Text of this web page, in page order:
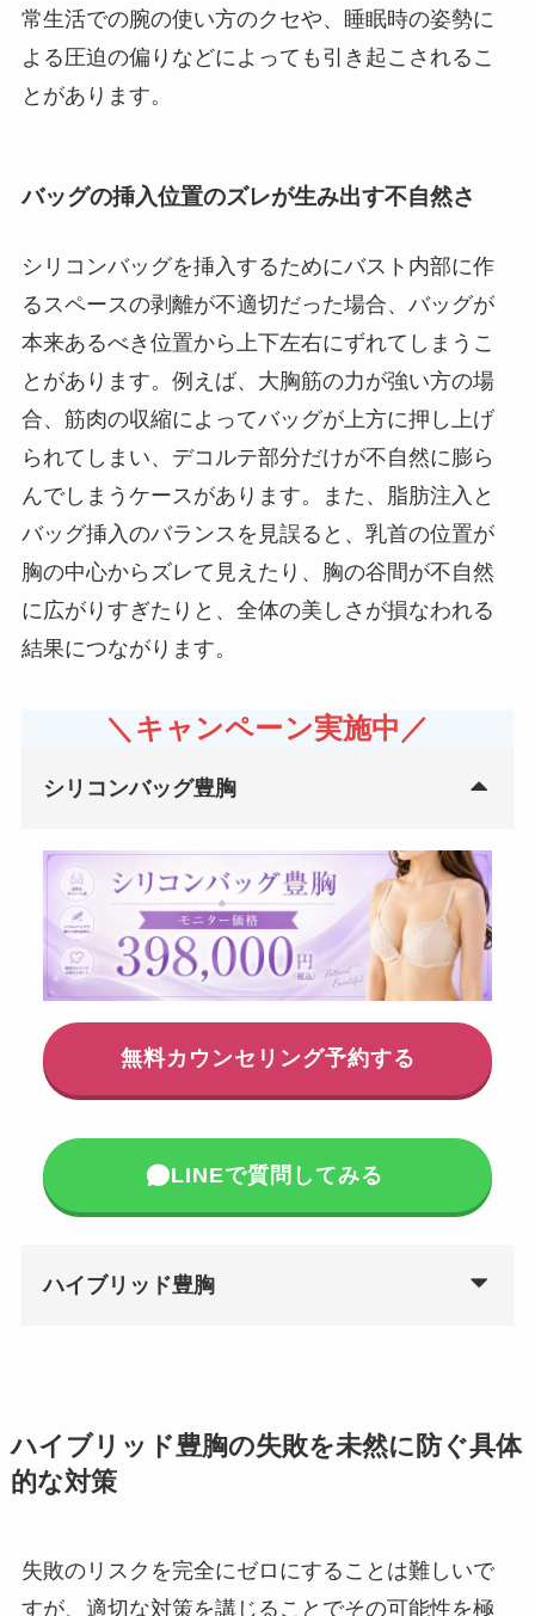
常生活での腕の使い方のクセや、睡眠時の姿勢に
よる圧迫の偏りなどによっても引き起こされるこ
とがあります。
バッグの挿入位置のズレが生み出す不自然さ
シリコンバッグを挿入するためにバスト内部に作
るスペースの剥離が不適切だった場合、バッグが
本来あるべき位置から上下左右にずれてしまうこ
とがあります。例えば、大胸筋の力が強い方の場
合、筋肉の収縮によってバッグが上方に押し上げ
られてしまい、デコルテ部分だけが不自然に膨ら
んでしまうケースがあります。また、脂肪注入と
バッグ挿入のバランスを見誤ると、乳首の位置が
胸の中心からズレて見えたり、胸の谷間が不自然
に広がりすぎたりと、全体の美しさが損なわれる
結果につながります。
＼キャンペーン実施中／
シリコンバッグ豊胸
無料カウンセリング予約する
LINEで質問してみる
ハイブリッド豊胸
ハイブリッド豊胸の失敗を未然に防ぐ具体
的な対策
失敗のリスクを完全にゼロにすることは難しいで
すが、適切な対策を講じることでその可能性を極